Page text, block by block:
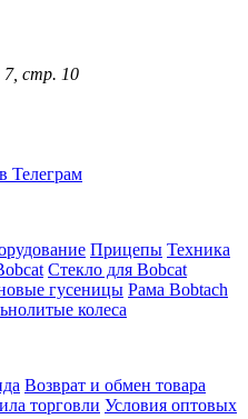
стр. 10
Прицепы Техника
Стекло для Bobcat
гусеницы Рама Bobtach
колеса
Возврат и обмен товара
торговли Условия оптовых